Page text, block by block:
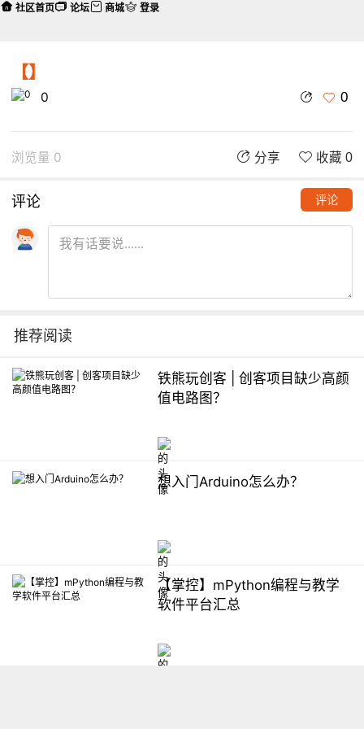
【】
0 0
浏览量 0 分享 收藏 0
评论 评论
推荐阅读
铁熊玩创客 | 创客项目缺少高颜
值电路图？
想入门Arduino怎么办？
【掌控】mPython编程与教学
软件平台汇总
社区首页 论坛 商城 登录